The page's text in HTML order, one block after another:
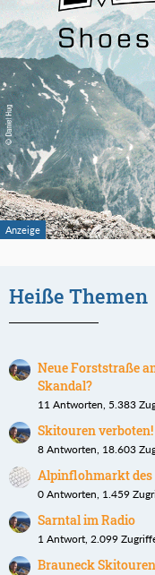
Heiße Themen
Neue Forststraße
Skandal?
11 Antworten, 5.383
Skitouren
8 Antworten, 18.603
Alpinflohmarkt des
0 Antworten, 1.459
Sarntal im Radio
1 Antwort, 2.099
Brauneck